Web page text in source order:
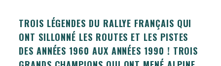
TROIS LÉGENDES DU RALLYE FRANÇAIS QUI
ONT SILLONNÉ LES ROUTES ET LES PISTES
DES ANNÉES 1960 AUX ANNÉES 1990 ! TROIS